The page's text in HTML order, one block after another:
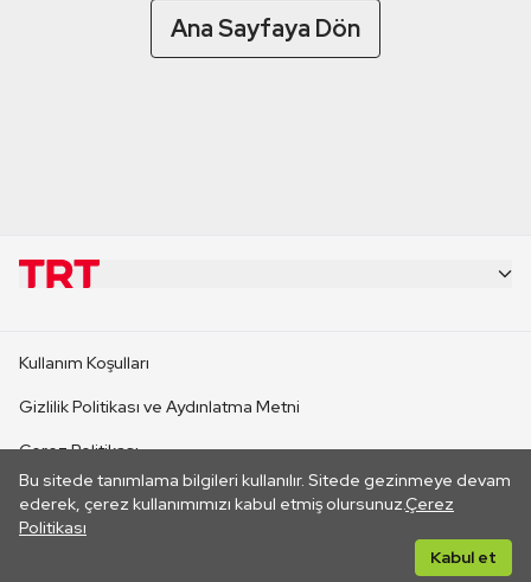
Ana Sayfaya Dön
Bu sitede tanımlama bilgileri kullanılır. Sitede gezinmeye devam
ederek, çerez kullanımımızı kabul etmiş olursunuz.Çerez
Politikası
Kabul et
CANLI YAYINLAR
Kullanım Koşulları
Gizlilik Politikası ve Aydınlatma Metni
Çerez Politikası
İletişim
Her hakkı saklıdır. ©2026 TRT. Bağlantı yoluyla gidilen dış